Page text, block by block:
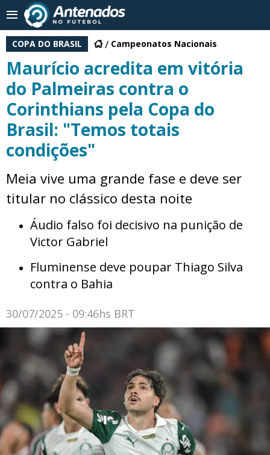
COPA DO BRASIL Campeonatos Nacionais
Maurício acredita em vitória
do Palmeiras contra o
Corinthians pela Copa do
Brasil: "Temos totais
condições"
Meia vive uma grande fase e deve ser
titular no clássico desta noite
Áudio falso foi decisivo na punição de
Victor Gabriel
Fluminense deve poupar Thiago Silva
contra o Bahia
30/07/2025 - 09:46hs BRT